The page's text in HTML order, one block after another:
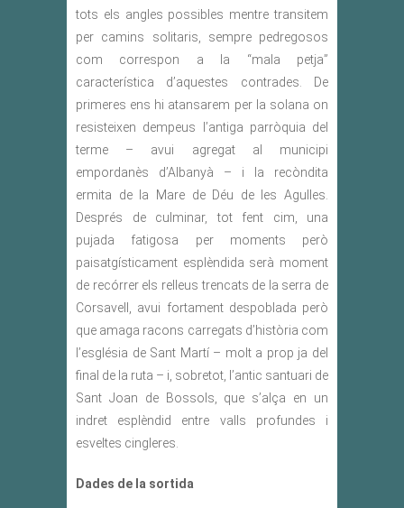
tots els angles possibles mentre transitem
per camins solitaris, sempre pedregosos
com correspon a la “mala petja”
característica d’aquestes contrades. De
primeres ens hi atansarem per la solana on
resisteixen dempeus l’antiga parròquia del
terme – avui agregat al municipi
empordanès d’Albanyà – i la recòndita
ermita de la Mare de Déu de les Agulles.
Després de culminar, tot fent cim, una
pujada fatigosa per moments però
paisatgísticament esplèndida serà moment
de recórrer els relleus trencats de la serra de
Corsavell, avui fortament despoblada però
que amaga racons carregats d’història com
l’església de Sant Martí – molt a prop ja del
final de la ruta – i, sobretot, l’antic santuari de
Sant Joan de Bossols, que s’alça en un
indret esplèndid entre valls profundes i
esveltes cingleres.
Dades de la sortida